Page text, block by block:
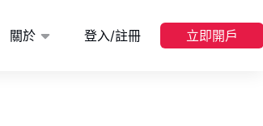
關於 登入/註冊 立即開戶